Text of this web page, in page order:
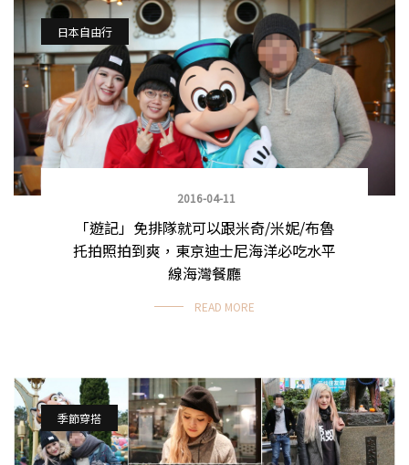
日本自由行
2016-04-11
「遊記」免排隊就可以跟米奇/米妮/布魯
托拍照拍到爽，東京迪士尼海洋必吃水平
線海灣餐廳
READ MORE
季節穿搭